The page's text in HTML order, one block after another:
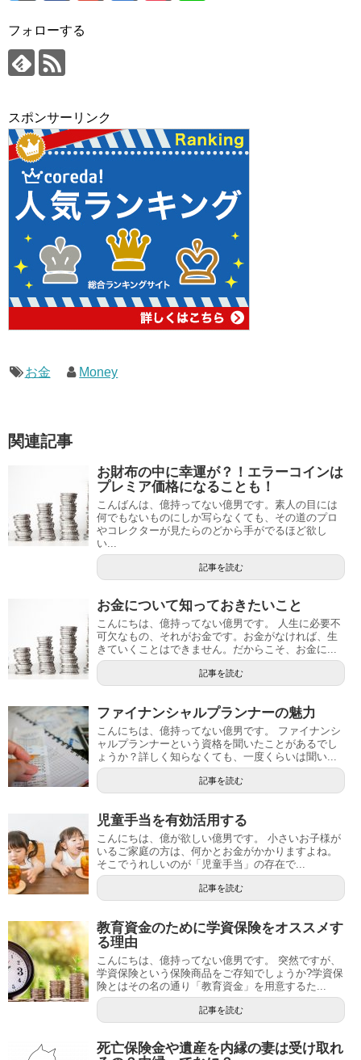
フォローする
スポンサーリンク
お金 Money
関連記事
お財布の中に幸運が？！エラーコインは
プレミア価格になることも！
こんばんは、億持ってない億男です。素人の目には
何でもないものにしか写らなくても、その道のプロ
やコレクターが見たらのどから手がでるほど欲し
い...
記事を読む
お金について知っておきたいこと
こんにちは、億持ってない億男です。 人生に必要不
可欠なもの、それがお金です。お金がなければ、生
きていくことはできません。だからこそ、お金に...
記事を読む
ファイナンシャルプランナーの魅力
こんにちは、億持ってない億男です。 ファイナンシ
ャルプランナーという資格を聞いたことがあるでし
ょうか？詳しく知らなくても、一度くらいは聞い...
記事を読む
児童手当を有効活用する
こんにちは、億が欲しい億男です。 小さいお子様が
いるご家庭の方は、何かとお金がかかりますよね。
そこでうれしいのが「児童手当」の存在で...
記事を読む
教育資金のために学資保険をオススメす
る理由
こんにちは、億持ってない億男です。 突然ですが、
学資保険という保険商品をご存知でしょうか?学資保
険とはその名の通り「教育資金」を用意するた...
記事を読む
死亡保険金や遺産を内縁の妻は受け取れ